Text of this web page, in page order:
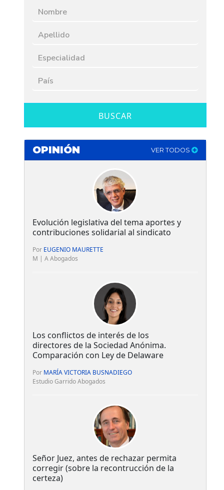
BUSCAR
OPINIÓN VER TODOS
Evolución legislativa del tema aportes y
contribuciones solidarial al sindicato
Por EUGENIO MAURETTE
M | A Abogados
Los conflictos de interés de los
directores de la Sociedad Anónima.
Comparación con Ley de Delaware
Por MARÍA VICTORIA BUSNADIEGO
Estudio Garrido Abogados
Señor Juez, antes de rechazar permita
corregir (sobre la recontrucción de la
certeza)